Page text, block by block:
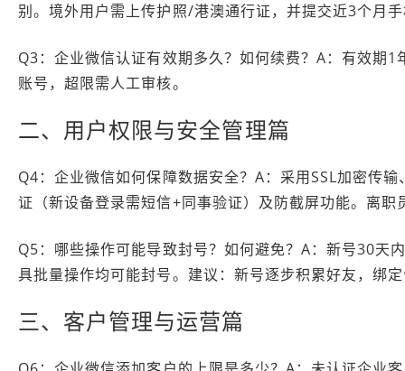
别。境外用户需上传护照/港澳通行证，并提交近3个月
Q3：企业微信认证有效期多久？如何续费？A：有效期
账号，超限需人工审核。
二、用户权限与安全管理篇
Q4：企业微信如何保障数据安全？A：采用SSL加密传
证（新设备登录需短信+同事验证）及防截屏功能。离
Q5：哪些操作可能导致封号？如何避免？A：新号30天
具批量操作均可能封号。建议：新号逐步积累好友，绑
三、客户管理与运营篇